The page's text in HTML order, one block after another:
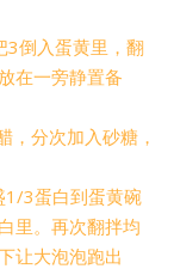
3倒入蛋黄里，翻
在一旁静置备
，分次加入砂糖，
1/3蛋白到蛋黄碗
里。再次翻拌均
让大泡泡跑出